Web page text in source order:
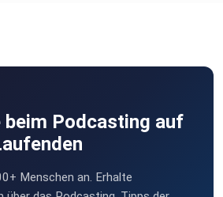
beim Podcasting auf
Menschen an. Erhalte